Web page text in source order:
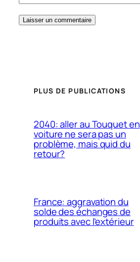
PLUS DE PUBLICATIONS
2040: aller au Touquet en
voiture ne sera pas un
problème, mais quid du
retour?
France: aggravation du
solde des échanges de
produits avec l’extérieur